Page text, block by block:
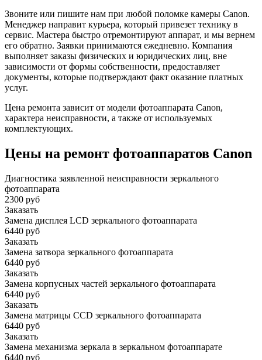
Звоните или пишите нам при любой поломке камеры Canon.
Менеджер направит курьера, который привезет технику в
сервис. Мастера быстро отремонтируют аппарат, и мы вернем
его обратно. Заявки принимаются ежедневно. Компания
выполняет заказы физических и юридических лиц, вне
зависимости от формы собственности, предоставляет
документы, которые подтверждают факт оказание платных
услуг.
Цена ремонта зависит от модели фотоаппарата Canon,
характера неисправности, а также от используемых
комплектующих.
Цены на ремонт фотоаппаратов Canon
Диагностика заявленной неисправности зеркального
фотоаппарата
2300 руб
Заказать
Замена дисплея LCD зеркального фотоаппарата
6440 руб
Заказать
Замена затвора зеркального фотоаппарата
6440 руб
Заказать
Замена корпусных частей зеркального фотоаппарата
6440 руб
Заказать
Замена матрицы CCD зеркального фотоаппарата
6440 руб
Заказать
Замена механизма зеркала в зеркальном фотоаппарате
6440 руб